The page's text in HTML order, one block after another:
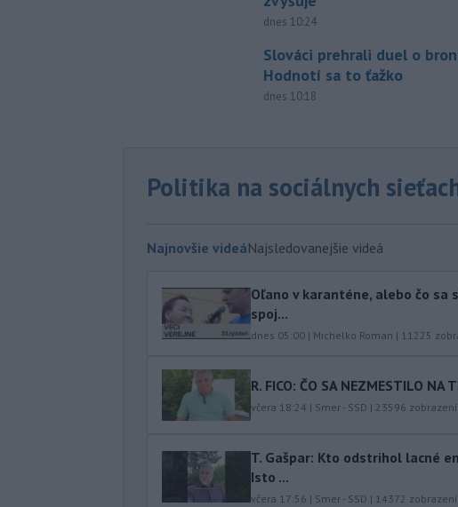
dnes 10:24
Slováci prehrali duel o
Hodnotí sa to ťažko
dnes 10:18
Politika na sociálnych
Najnovšie videáNajsledovanejšie videá
Oľano v karanténe, alebo čo sa
spoj...
dnes 05:00 | Michelko Roman | 11225
R. FICO: ČO SA NEZMESTILO NA
včera 18:24 | Smer - SSD | 23596 zobrazení
T. Gašpar: Kto odstrihol lacné
Isto ...
včera 17:56 | Smer - SSD | 14372 zobrazení